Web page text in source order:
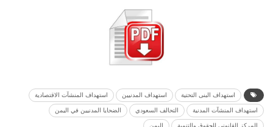
استهداف البنى التحتية استهداف المدنيين استهداف المنشآت الاقتصادية
استهداف المنشآت المدنية التحالف السعودي الضحايا المدنيين في اليمن
المركز القانوني للحقوق والتنمية اليمن